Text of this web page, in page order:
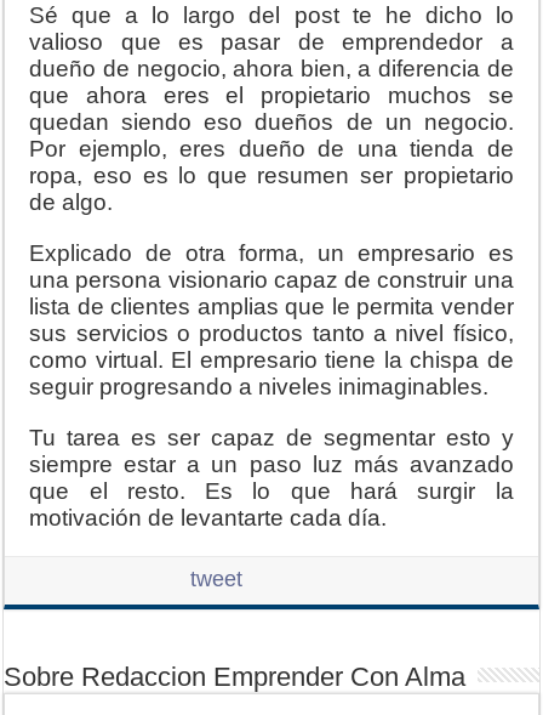
Sé que a lo largo del post te he dicho lo
valioso que es pasar de emprendedor a
dueño de negocio, ahora bien, a diferencia de
que ahora eres el propietario muchos se
quedan siendo eso dueños de un negocio.
Por ejemplo, eres dueño de una tienda de
ropa, eso es lo que resumen ser propietario
de algo.
Explicado de otra forma, un empresario es
una persona visionario capaz de construir una
lista de clientes amplias que le permita vender
sus servicios o productos tanto a nivel físico,
como virtual. El empresario tiene la chispa de
seguir progresando a niveles inimaginables.
Tu tarea es ser capaz de segmentar esto y
siempre estar a un paso luz más avanzado
que el resto. Es lo que hará surgir la
motivación de levantarte cada día.
tweet
Sobre Redaccion Emprender Con Alma